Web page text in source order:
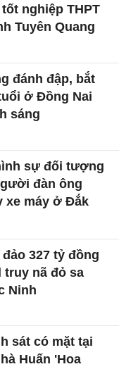
nghiệp THPT
Tuyên Quang
đánh đập, bắt
ở Đồng Nai
sáng
sự đối tượng
đàn ông
xe máy ở Đắk
327 tỷ đồng
truy nã đỏ sa
Ninh
sát có mặt tại
Huấn 'Hoa